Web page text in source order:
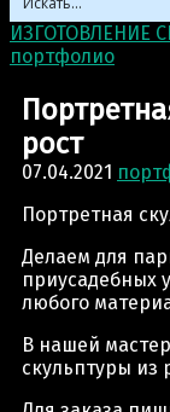
ИЗГОТОВЛЕНИЕ
портфолио
рост
07.04.2021
Портретная
Делаем для
приусадебных
любого
В нашей
скульптуры из